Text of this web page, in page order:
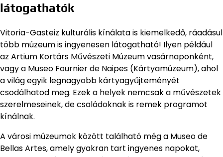
látogathatók
Vitoria-Gasteiz kulturális kínálata is kiemelkedő, ráadásul
több múzeum is ingyenesen látogatható! Ilyen például
az Artium Kortárs Művészeti Múzeum vasárnaponként,
vagy a Museo Fournier de Naipes (Kártyamúzeum), ahol
a világ egyik legnagyobb kártyagyűjteményét
csodálhatod meg. Ezek a helyek nemcsak a művészetek
szerelmeseinek, de családoknak is remek programot
kínálnak.
A városi múzeumok között található még a Museo de
Bellas Artes, amely gyakran tart ingyenes napokat,